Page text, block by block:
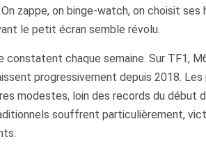
zappe, on binge-watch, on choisit
le petit écran semble révolu.
constatent chaque semaine. Sur TF1,
progressivement depuis 2018.
modestes, loin des records du début
souffrent particulièrement,